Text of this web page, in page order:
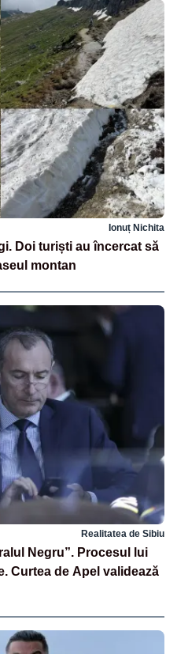
Ionuț Nichita
Doi turiști au încercat să
montan
Realitatea de Sibiu
Negru”. Procesul lui
Curtea de Apel validează